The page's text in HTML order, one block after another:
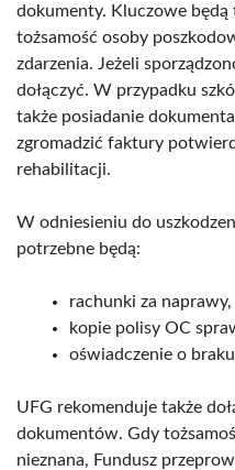
dokumenty. Kluczowe
tożsamość osoby
zdarzenia. Jeżeli
dołączyć. W przypadku
także posiadanie
zgromadzić faktury
rehabilitacji.
W odniesieniu do
potrzebne będą:
rachunki za naprawy,
kopie polisy OC
oświadczenie o
UFG rekomenduje także
dokumentów. Gdy
nieznana, Fundusz